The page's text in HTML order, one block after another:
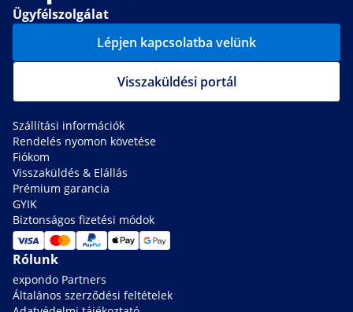
Ügyfélszolgálat
Lépjen kapcsolatba velünk
Visszaküldési portál
Szállítási információk
Rendelés nyomon követése
Fiókom
Visszaküldés & Elállás
Prémium garancia
GYIK
Biztonságos fizetési módok
Rólunk
expondo Partners
Általános szerződési feltételek